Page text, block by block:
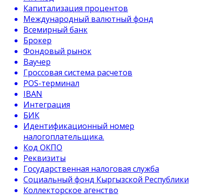
Капитализация процентов
Международный валютный фонд
Всемирный банк
Брокер
Фондовый рынок
Ваучер
Гроссовая система расчетов
POS-терминал
IBAN
Интеграция
БИК
Идентификационный номер
налогоплательщика.
Код ОКПО
Реквизиты
Государственная налоговая служба
Социальный фонд Кыргызской Республики
Коллекторское агенство